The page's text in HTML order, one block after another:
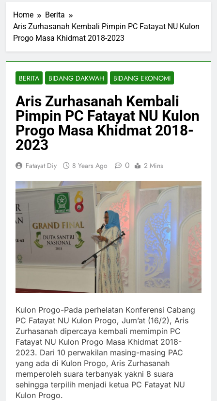
Home
Berita
Aris Zurhasanah Kembali Pimpin PC Fatayat NU Kulon
Progo Masa Khidmat 2018-2023
BERITA BIDANG DAKWAH BIDANG EKONOMI
Aris Zurhasanah Kembali
Pimpin PC Fatayat NU Kulon
Progo Masa Khidmat 2018-
2023
Fatayat Diy 8 Years Ago 0 2 Mins
Kulon Progo-Pada perhelatan Konferensi Cabang
PC Fatayat NU Kulon Progo, Jum’at (16/2), Aris
Zurhasanah dipercaya kembali memimpin PC
Fatayat NU Kulon Progo Masa Khidmat 2018-
2023. Dari 10 perwakilan masing-masing PAC
yang ada di Kulon Progo, Aris Zurhasanah
memperoleh suara terbanyak yakni 8 suara
sehingga terpilih menjadi ketua PC Fatayat NU
Kulon Progo.